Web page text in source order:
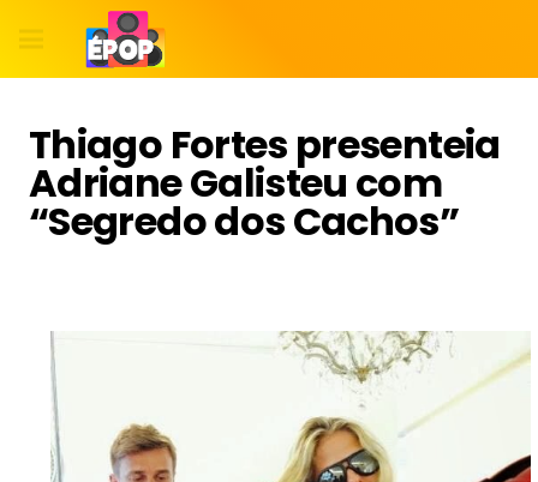
Thiago Fortes presenteia
Adriane Galisteu com
“Segredo dos Cachos”